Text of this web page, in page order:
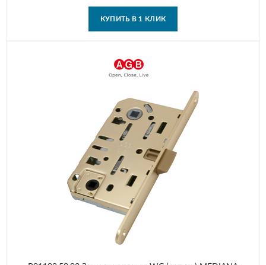
КУПИТЬ В 1 КЛИК